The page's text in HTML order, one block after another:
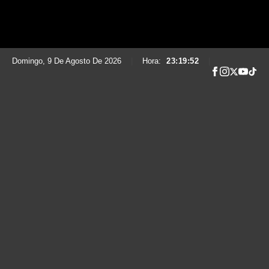
Domingo, 9 De Agosto De 2026 Hora: 23:19:53